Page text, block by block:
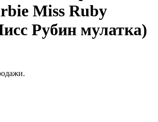
Miss Ruby
Рубин мулатка)